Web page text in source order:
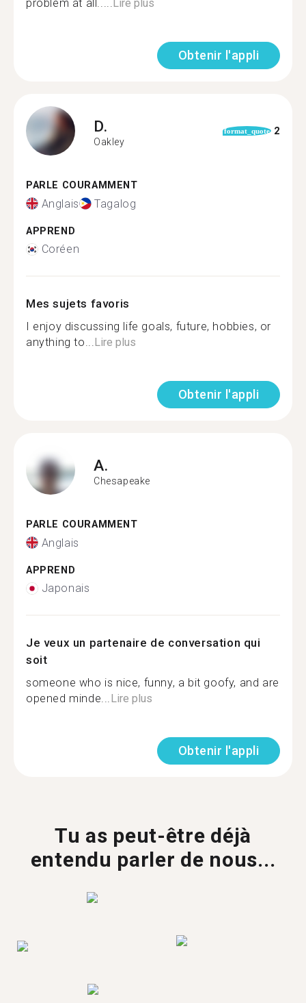
problem at all..... Lire plus
Obtenir l'appli
D.
Oakley
format_quote 2
PARLE COURAMMENT
Anglais Tagalog
APPREND
Coréen
Mes sujets favoris
I enjoy discussing life goals, future, hobbies, or
anything to...Lire plus
Obtenir l'appli
A.
Chesapeake
PARLE COURAMMENT
Anglais
APPREND
Japonais
Je veux un partenaire de conversation qui
soit
someone who is nice, funny, a bit goofy, and are
opened minde...Lire plus
Obtenir l'appli
Tu as peut-être déjà
entendu parler de nous...